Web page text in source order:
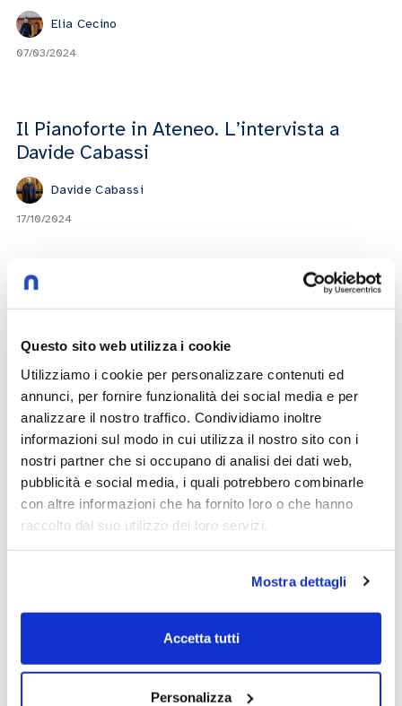
Questo sito web utilizza i cookie
Utilizziamo i cookie per personalizzare contenuti ed
annunci, per fornire funzionalità dei social media e per
analizzare il nostro traffico. Condividiamo inoltre
informazioni sul modo in cui utilizza il nostro sito con i
nostri partner che si occupano di analisi dei dati web,
pubblicità e social media, i quali potrebbero combinarle
con altre informazioni che ha fornito loro o che hanno
raccolto dal suo utilizzo dei loro servizi.
Mostra dettagli
Accetta tutti
Personalizza
Elia Cecino
07/03/2024
Il Pianoforte in Ateneo. L’intervista a
Davide Cabassi
Davide Cabassi
17/10/2024
Il Pianoforte in Ateneo. L’intervista a
Carles Marin
Carles Marin
Il Pianoforte in Ateneo. L’intervista a
Boris Petrushansky
Boris Petrushansky
16/05/2024
Redazione